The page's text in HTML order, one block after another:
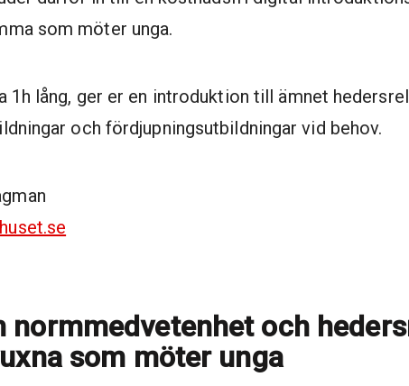
som möter unga.
1h lång, ger er en introduktion till ämnet
och fördjupningsutbildningar vid behov.
normmedvetenhet och
som möter unga